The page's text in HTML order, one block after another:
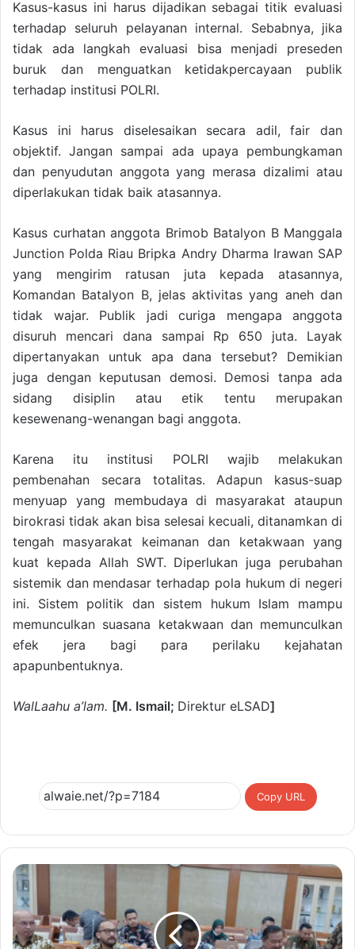
Kasus-kasus ini harus dijadikan sebagai titik evaluasi
terhadap seluruh pelayanan internal. Sebabnya, jika
tidak ada langkah evaluasi bisa menjadi preseden
buruk dan menguatkan ketidakpercayaan publik
terhadap institusi POLRI.
Kasus ini harus diselesaikan secara adil, fair dan
objektif. Jangan sampai ada upaya pembungkaman
dan penyudutan anggota yang merasa dizalimi atau
diperlakukan tidak baik atasannya.
Kasus curhatan anggota Brimob Batalyon B Manggala
Junction Polda Riau Bripka Andry Dharma Irawan SAP
yang mengirim ratusan juta kepada atasannya,
Komandan Batalyon B, jelas aktivitas yang aneh dan
tidak wajar. Publik jadi curiga mengapa anggota
disuruh mencari dana sampai Rp 650 juta. Layak
dipertanyakan untuk apa dana tersebut? Demikian
juga dengan keputusan demosi. Demosi tanpa ada
sidang disiplin atau etik tentu merupakan
kesewenang-wenangan bagi anggota.
Karena itu institusi POLRI wajib melakukan
pembenahan secara totalitas. Adapun kasus-suap
menyuap yang membudaya di masyarakat ataupun
birokrasi tidak akan bisa selesai kecuali, ditanamkan di
tengah masyarakat keimanan dan ketakwaan yang
kuat kepada Allah SWT. Diperlukan juga perubahan
sistemik dan mendasar terhadap pola hukum di negeri
ini. Sistem politik dan sistem hukum Islam mampu
memunculkan suasana ketakwaan dan memunculkan
efek jera bagi para perilaku kejahatan
apapunbentuknya.
WalLaahu a’lam. [M. Ismail; Direktur eLSAD]
Copy URL